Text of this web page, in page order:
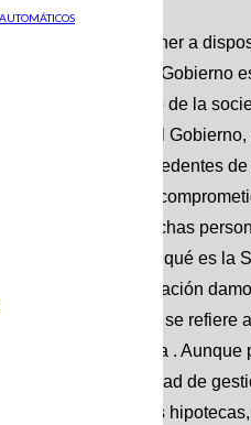
pendiente de poner a
Para ello, el Gobierno
y facilitar el acceso de la
presidente del
viviendas procedentes
socialista se ha
Pero, para muchas
del todo bien qué es la
entidad . A continuación
este término se refiere
Bancaria .
una sociedad de
no concedemos